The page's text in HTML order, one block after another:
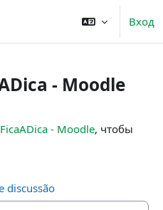
Вход
- Moodle
- Moodle, чтобы
discussão